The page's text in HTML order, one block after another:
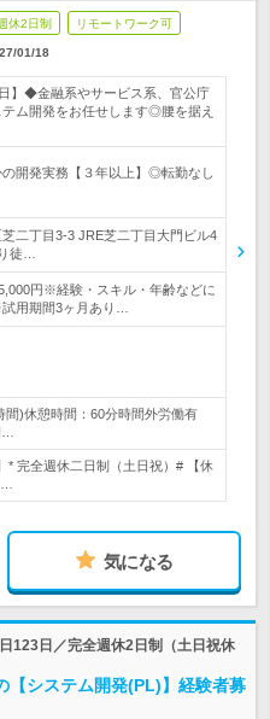
休2日制 リモートワーク可
01/18
】◆金融系やサービス系、官公庁
ム開発をお任せします◎腰を据え
開発実務【３年以上】◎転勤なし
二丁目3-3 JRE芝二丁目大門ビル4
徒…
円※経験・スキル・年齢などに
用期間3ヶ月あり…
間)休憩時間：60分時間外労働有
完全週休二日制（土日祝）# 【休
気になる
123日／完全週休2日制（土日祝休
【システム開発(PL)】経験者募